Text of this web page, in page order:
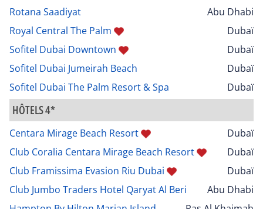
Rotana Saadiyat
Abu Dhabi
Royal Central The Palm
Dubaï
Sofitel Dubai Downtown
Dubaï
Sofitel Dubai Jumeirah Beach
Dubaï
Sofitel Dubai The Palm Resort & Spa
Dubaï
HÔTELS 4*
Centara Mirage Beach Resort
Dubaï
Club Coralia Centara Mirage Beach Resort
Dubaï
Club Framissima Evasion Riu Dubai
Dubaï
Club Jumbo Traders Hotel Qaryat Al Beri
Abu Dhabi